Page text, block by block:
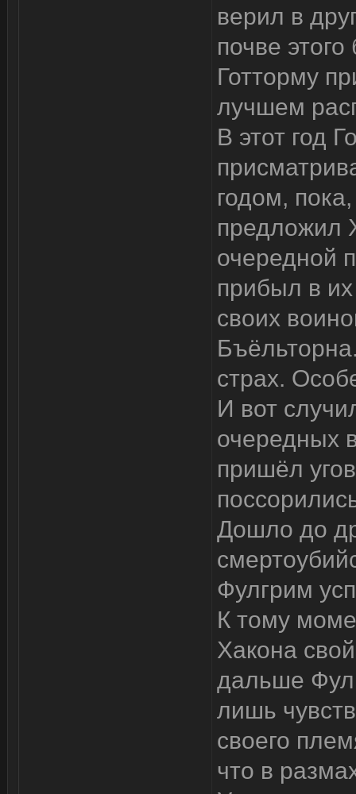
верил в
почве
Готторму
лучшем
В этот год
годом,
предложил
очередной
прибыл в
своих
страх.
И вот
очередных
пришёл
Дошло до
Фулгрим
К тому
Хакона
дальше
лишь
своего
что в